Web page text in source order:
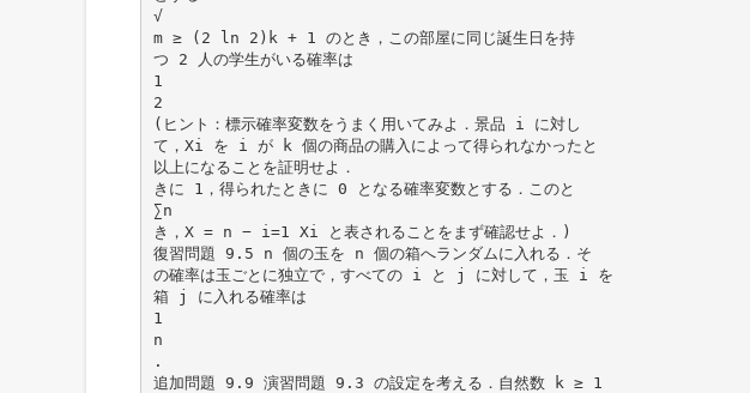
√
m ≥ (2 ln 2)k + 1 のとき，この部屋に同じ誕生日を持
つ 2 人の学生がいる確率は
1
2
(ヒント：標示確率変数をうまく用いてみよ．景品 i に対し
て，Xi を i が k 個の商品の購入によって得られなかったと
以上になることを証明せよ．
きに 1，得られたときに 0 となる確率変数とする．このと
∑n
き，X = n − i=1 Xi と表されることをまず確認せよ．)
復習問題 9.5 n 個の玉を n 個の箱へランダムに入れる．そ
の確率は玉ごとに独立で，すべての i と j に対して，玉 i を
箱 j に入れる確率は
1
n
.
追加問題 9.9 演習問題 9.3 の設定を考える．自然数 k ≥ 1